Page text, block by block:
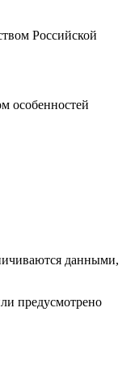
Российской
особенностей
данными,
предусмотрено